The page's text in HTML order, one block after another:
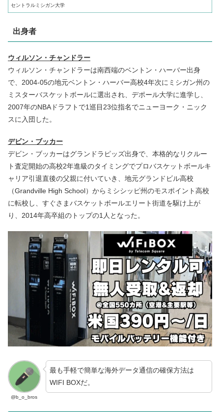
セントラルミシガン大学
出身者
ウィルソン・チャンドラー
ウィルソン・チャンドラーは南西端のベントン・ハーバー出身
で、2004-05の地元ベントン・ハーバー高校4年次にミシガン州の
ミスターバスケットボールに選出され、デポール大学に進学し、
2007年のNBAドラフトで1巡目23位指名でニューヨーク・ニック
スに入団した。
デビン・ブッカー
デビン・ブッカーはグランドラピッズ出身で、本格的なリクルー
ト査定開始の高校2年進級のタイミングでプロバスケットボールキ
ャリア引退直後の父親に付いていき、地元グランドビル高校
（Grandville High School）からミシシッピ州のモスポイント高校
に転校し、すぐさまバスケットボールエリート街道を駆け上が
り、2014年高卒組のトップの1人となった。
@b_o_bros
最も手軽で簡単な海外データ通信の確保方法は
WIFI BOXだ。